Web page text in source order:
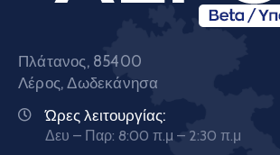
Πλάτανος, 85400
Λέρος, Δωδεκάνησα
Ώρες λειτουργίας:
Δευ – Παρ: 8:00 π.μ – 2:30 π.μ